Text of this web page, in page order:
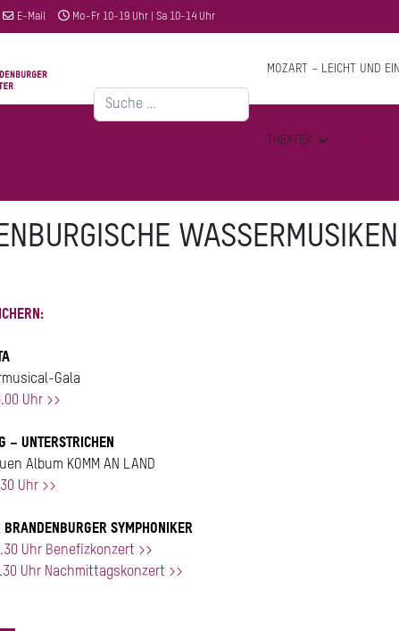
E-Mail Mo-Fr 10-19 Uhr | Sa 10-14 Uhr
Suchen
MOZART – LEICHT UND
THEATER
:
Gala
Uhr >>
– UNTERSTRICHEN
Album KOMM AN LAND
Uhr >>
BRANDENBURGER SYMPHONIKER
Uhr Benefizkonzert >>
Uhr Nachmittagskonzert >>